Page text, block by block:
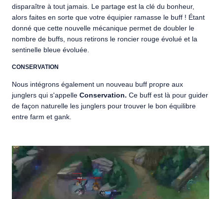
disparaître à tout jamais. Le partage est la clé du bonheur,
alors faites en sorte que votre équipier ramasse le buff ! Étant
donné que cette nouvelle mécanique permet de doubler le
nombre de buffs, nous retirons le roncier rouge évolué et la
sentinelle bleue évoluée.
CONSERVATION
Nous intégrons également un nouveau buff propre aux
junglers qui s'appelle Conservation. Ce buff est là pour guider
de façon naturelle les junglers pour trouver le bon équilibre
entre farm et gank.